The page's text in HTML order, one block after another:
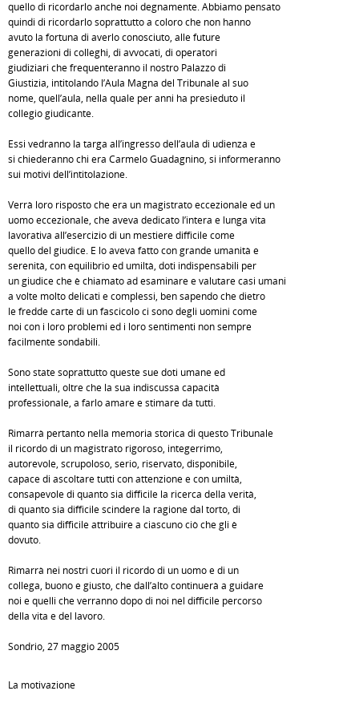
quello di ricordarlo anche noi degnamente. Abbiamo pensato
quindi di ricordarlo soprattutto a coloro che non hanno
avuto la fortuna di averlo conosciuto, alle future
generazioni di colleghi, di avvocati, di operatori
giudiziari che frequenteranno il nostro Palazzo di
Giustizia, intitolando l’Aula Magna del Tribunale al suo
nome, quell’aula, nella quale per anni ha presieduto il
collegio giudicante.
Essi vedranno la targa all’ingresso dell’aula di udienza e
si chiederanno chi era Carmelo Guadagnino, si informeranno
sui motivi dell’intitolazione.
Verrà loro risposto che era un magistrato eccezionale ed un
uomo eccezionale, che aveva dedicato l’intera e lunga vita
lavorativa all’esercizio di un mestiere difficile come
quello del giudice. E lo aveva fatto con grande umanità e
serenità, con equilibrio ed umiltà, doti indispensabili per
un giudice che è chiamato ad esaminare e valutare casi umani
a volte molto delicati e complessi, ben sapendo che dietro
le fredde carte di un fascicolo ci sono degli uomini come
noi con i loro problemi ed i loro sentimenti non sempre
facilmente sondabili.
Sono state soprattutto queste sue doti umane ed
intellettuali, oltre che la sua indiscussa capacità
professionale, a farlo amare e stimare da tutti.
Rimarrà pertanto nella memoria storica di questo Tribunale
il ricordo di un magistrato rigoroso, integerrimo,
autorevole, scrupoloso, serio, riservato, disponibile,
capace di ascoltare tutti con attenzione e con umiltà,
consapevole di quanto sia difficile la ricerca della verità,
di quanto sia difficile scindere la ragione dal torto, di
quanto sia difficile attribuire a ciascuno ciò che gli è
dovuto.
Rimarrà nei nostri cuori il ricordo di un uomo e di un
collega, buono e giusto, che dall’alto continuerà a guidare
noi e quelli che verranno dopo di noi nel difficile percorso
della vita e del lavoro.
Sondrio, 27 maggio 2005
La motivazione